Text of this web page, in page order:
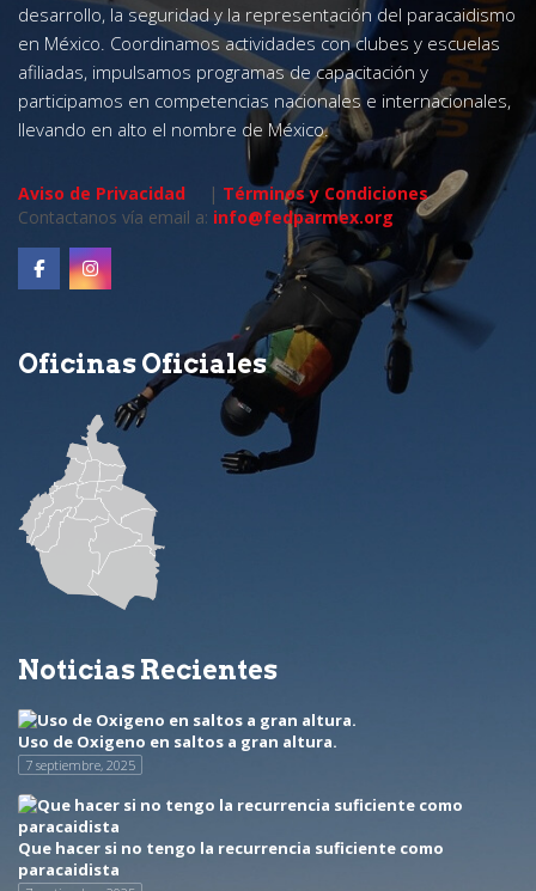
desarrollo, la seguridad y la representación del paracaidismo
en México. Coordinamos actividades con clubes y escuelas
afiliadas, impulsamos programas de capacitación y
participamos en competencias nacionales e internacionales,
llevando en alto el nombre de México.
Aviso de Privacidad | Términos y Condiciones
Contactanos vía email a: info@fedparmex.org
Oficinas Oficiales
Noticias Recientes
Uso de Oxigeno en saltos a gran altura.
7 septiembre, 2025
Que hacer si no tengo la recurrencia suficiente como
paracaidista